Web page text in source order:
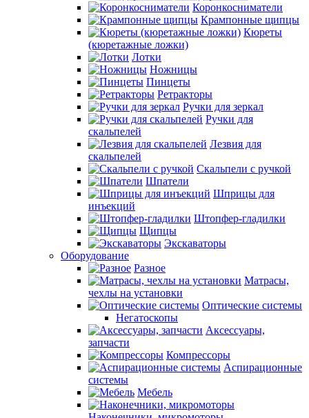
Коронкосниматели
Крампонные щипцы
Кюреты
(кюретажные ложки)
Лотки
Ножницы
Пинцеты
Ретракторы
Ручки для зеркал
Ручки для
скальпелей
Лезвия для
скальпелей
Скальпели с ручкой
Шпатели
Шприцы для
инъекций
Штопфер-гладилки
Щипцы
Экскаваторы
Оборудование
Разное
Матрасы,
чехлы на установки
Оптические системы
Негатоскопы
Аксессуары,
запчасти
Компрессоры
Аспирационные
системы
Мебель